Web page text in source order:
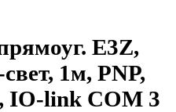
E3Z,
1м, PNP,
IO-link COM 3